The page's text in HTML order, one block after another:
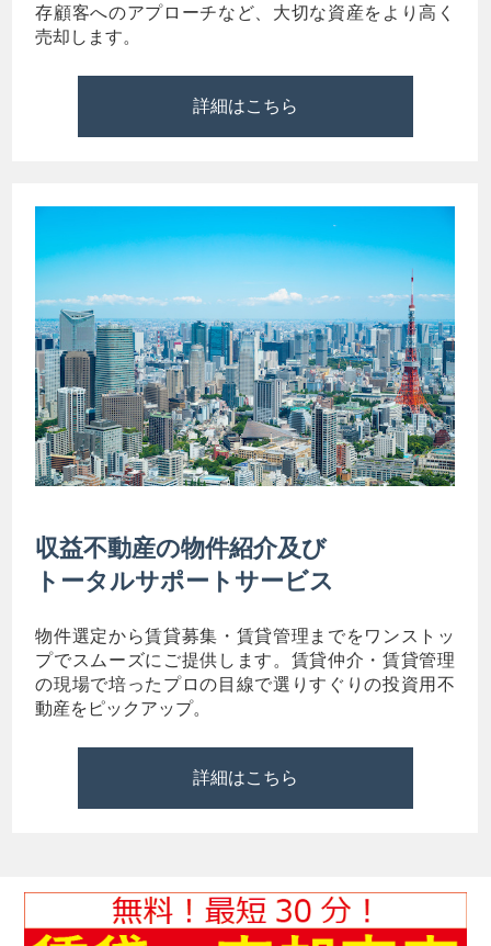
存顧客へのアプローチなど、大切な資産をより高く
売却します。
詳細はこちら
収益不動産の物件紹介及び
トータルサポートサービス
物件選定から賃貸募集・賃貸管理までをワンストッ
プでスムーズにご提供します。賃貸仲介・賃貸管理
の現場で培ったプロの目線で選りすぐりの投資用不
動産をピックアップ。
詳細はこちら